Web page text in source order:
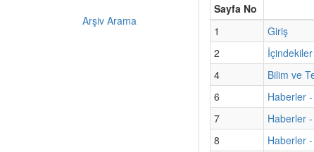
Arşiv Arama
Sayfa No
1
Giriş
2
İçindekiler
4
Bilim ve
6
Haberler -
7
Haberler -
8
Haberler